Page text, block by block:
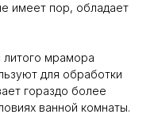
имеет пор, обладает
литого мрамора
для обработки
гораздо более
ванной комнаты.